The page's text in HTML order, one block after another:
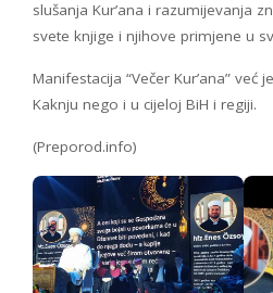
slušanja Kur’ana i razumijevanja
svete knjige i njihove primjene u
Manifestacija “Večer Kur’ana”
Kaknju nego i u cijeloj BiH i regiji.
(Preporod.info)